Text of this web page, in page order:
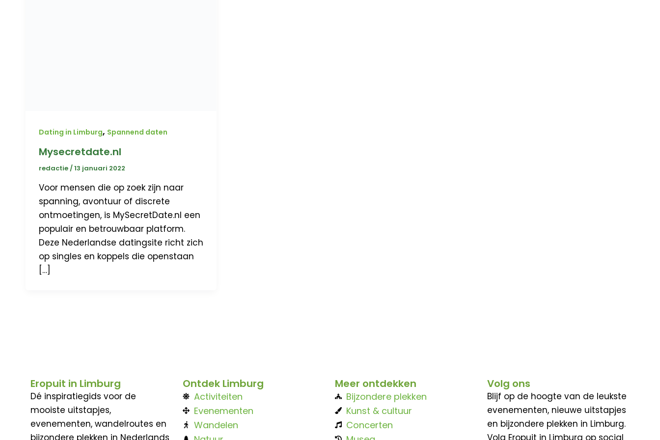
Dating in Limburg, Spannend daten
Mysecretdate.nl
redactie/13 januari 2022
Voor mensen die op zoek zijn naar
spanning, avontuur of discrete
ontmoetingen, is MySecretDate.nl een
populair en betrouwbaar platform.
Deze Nederlandse datingsite richt zich
op singles en koppels die openstaan
[…]
Eropuit in Limburg
Dé inspiratiegids voor de
mooiste uitstapjes,
evenementen, wandelroutes en
bijzondere plekken in Nederlands
Ontdek Limburg
Activiteiten
Evenementen
Wandelen
Meer ontdekken
Bijzondere plekken
Kunst & cultuur
Concerten
Volg ons
Blijf op de hoogte van de leukste
evenementen, nieuwe uitstapjes
en bijzondere plekken in Limburg.
Volg Eropuit in Limburg op social